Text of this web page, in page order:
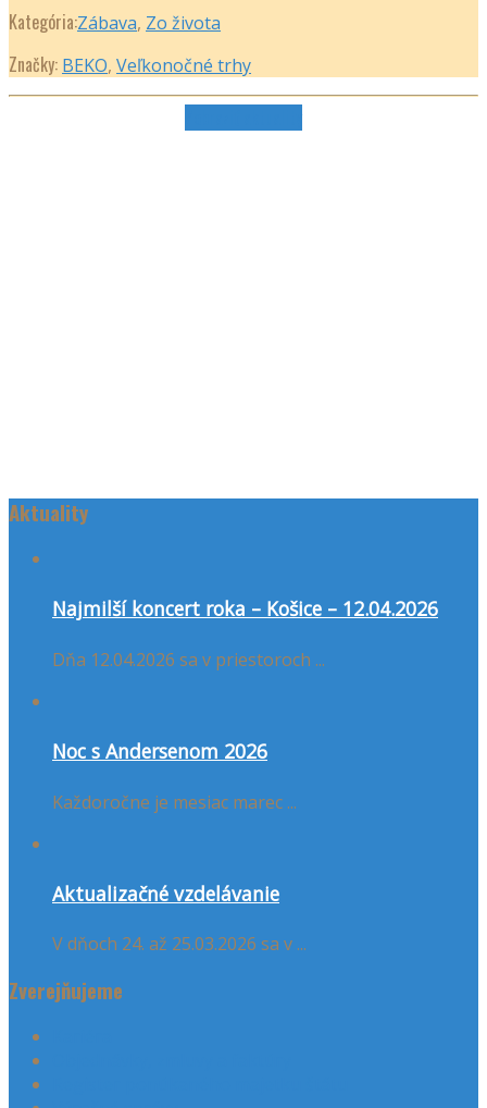
Kategória:Zábava, Zo života
Značky: BEKO, Veľkonočné trhy
Aktuality
Najmilší koncert roka – Košice – 12.04.2026
Dňa 12.04.2026 sa v priestoroch ...
Noc s Andersenom 2026
Každoročne je mesiac marec ...
Aktualizačné vzdelávanie
V dňoch 24. až 25.03.2026 sa v ...
Zverejňujeme